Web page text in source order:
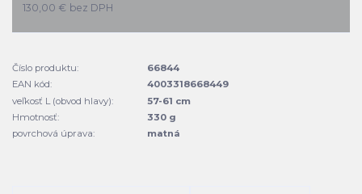
130,00 € bez DPH
Číslo produktu:
66844
EAN kód:
4003318668449
veľkosť L (obvod hlavy):
57-61 cm
Hmotnosť:
330 g
povrchová úprava:
matná